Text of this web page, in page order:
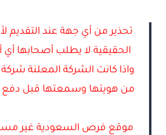
تحذير من أي جهة عند التقديم
الحقيقية لا يطلب أصحابها أي
واذا كانت الشركة المعلنة شركة
من هويتها وسمعتها قبل دفع
موقع فرص السعودية غير